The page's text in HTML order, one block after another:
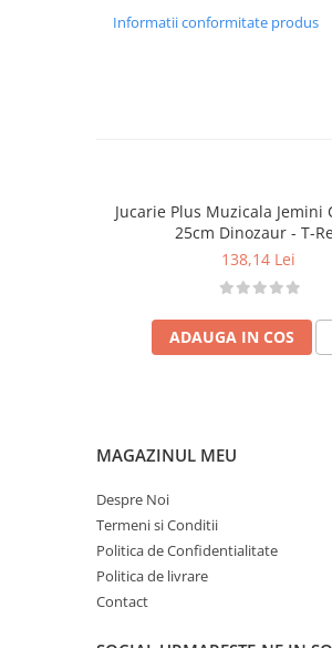
• Ideal pentru
• Dimensiune: 19 × 11 × 16
• Material: pluș
• Vârstă recomandată:
mecanism intern)
• A se folosi sub
• Îndepărtați ambalajul
Informatii conformitate produs
Jucarie Plus Muzicala Jemini
25cm Dinozaur - T-
138,14 Lei
ADAUGA IN COS
MAGAZINUL MEU
Despre Noi
Termeni si Conditii
Politica de Confidentialitate
Politica de livrare
Contact